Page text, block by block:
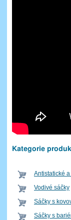
Kategorie
Antistatické
Vodivé sáčky
Sáčky s
Sáčky s